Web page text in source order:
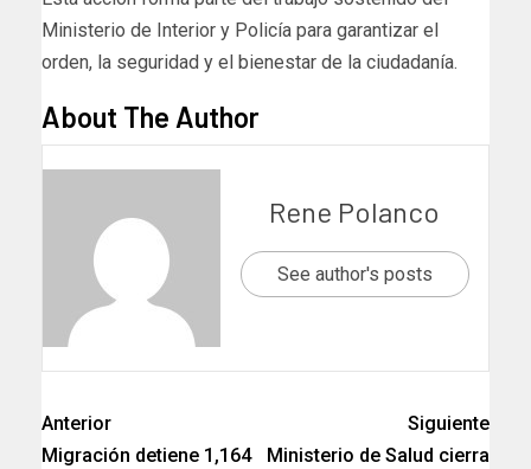
Ministerio de Interior y Policía para garantizar el
orden, la seguridad y el bienestar de la ciudadanía.
About The Author
Rene Polanco
See author's posts
Anterior
Migración detiene 1,164
Siguiente
Ministerio de Salud cierra